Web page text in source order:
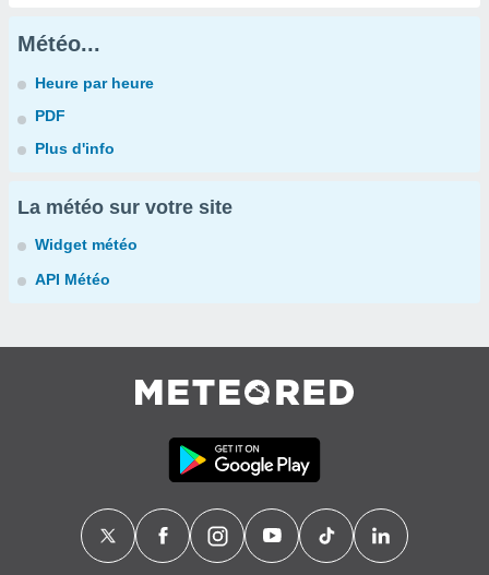
Météo...
Heure par heure
PDF
Plus d'info
La météo sur votre site
Widget météo
API Météo